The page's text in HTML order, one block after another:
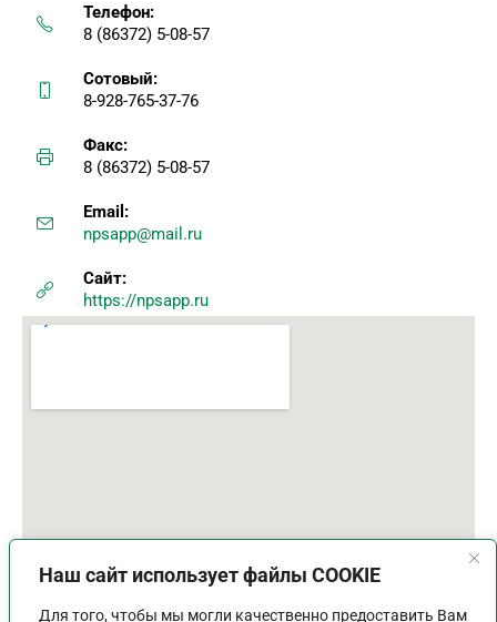
Наш сайт использует файлы COOKIE
Для того, чтобы мы могли качественно предоставить Вам
Телефон:
8 (86372) 5-08-57
Сотовый:
8-928-765-37-76
Факс:
8 (86372) 5-08-57
Email:
npsapp@mail.ru
Сайт:
https://npsapp.ru